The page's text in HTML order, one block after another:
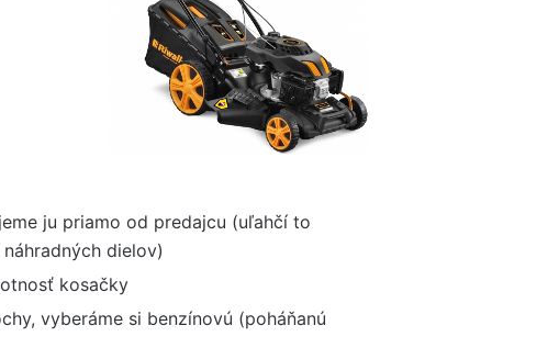
ju priamo od predajcu (uľahčí to
dielov)
kosačky
vyberáme si benzínovú (poháňanú